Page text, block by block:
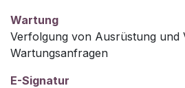
Wartung
Verfolgung von Ausrüstung und
Wartungsanfragen
E-Signatur